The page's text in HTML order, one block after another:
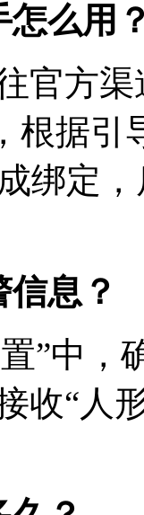
怎么用
官方
根据引
绑定
息？
”中，
收“人